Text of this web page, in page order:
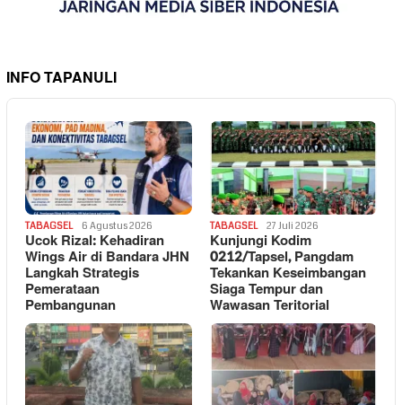
INFO TAPANULI
TABAGSEL 6 Agustus 2026
Ucok Rizal: Kehadiran
Wings Air di Bandara JHN
Langkah Strategis
Pemerataan
Pembangunan
TABAGSEL 27 Juli 2026
Kunjungi Kodim
0212/Tapsel, Pangdam
Tekankan Keseimbangan
Siaga Tempur dan
Wawasan Teritorial